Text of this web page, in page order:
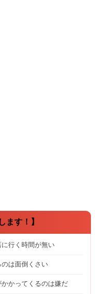
ます！】
行く時間が無い
は面倒くさい
かってくるのは嫌だ